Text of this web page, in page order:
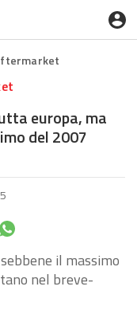
europa, ma
del 2007
il massimo
nel breve-